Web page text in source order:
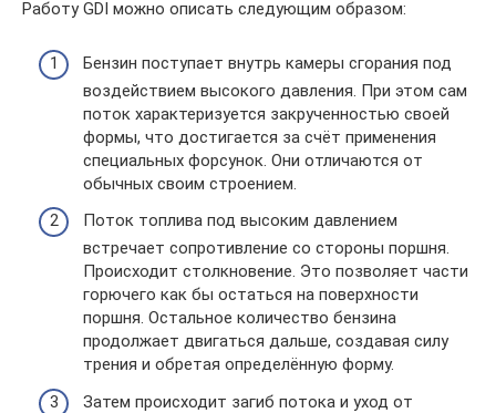
Работу GDI можно описать следующим образом:
Бензин поступает внутрь камеры сгорания под
воздействием высокого давления. При этом сам
поток характеризуется закрученностью своей
формы, что достигается за счёт применения
специальных форсунок. Они отличаются от
обычных своим строением.
Поток топлива под высоким давлением
встречает сопротивление со стороны поршня.
Происходит столкновение. Это позволяет части
горючего как бы остаться на поверхности
поршня. Остальное количество бензина
продолжает двигаться дальше, создавая силу
трения и обретая определённую форму.
Затем происходит загиб потока и уход от